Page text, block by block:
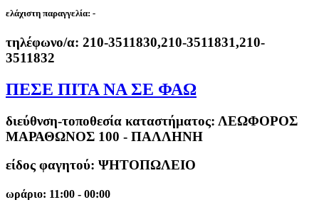
ελάχιστη παραγγελία: -
τηλέφωνο/α: 210-3511830,210-3511831,210-
3511832
ΠΕΣΕ ΠΙΤΑ ΝΑ ΣΕ ΦΑΩ
διεύθνση-τοποθεσία καταστήματος: ΛΕΩΦΟΡΟΣ
ΜΑΡΑΘΩΝΟΣ 100 - ΠΑΛΛΗΝΗ
είδος φαγητού: ΨΗΤΟΠΩΛΕΙΟ
ωράριο: 11:00 - 00:00